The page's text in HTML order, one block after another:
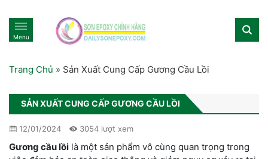
Menu
Trang Chủ » Sản Xuất Cung Cấp Gương Cầu Lồi
SẢN XUẤT CUNG CẤP GƯƠNG CẦU LỒI
12/01/2024 3054 lượt xem
Gương cầu lồi là một sản phẩm vô cùng quan trọng trong